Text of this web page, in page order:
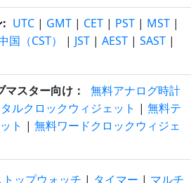
: UTC | GMT | CET | PST | MST |
国（CST） | JST | AEST | SAST |
マスター向け：
無料アナログ時計
ルクロックウィジェット | 無料テ
ト | 無料ワードクロックウィジェ
トップウォッチ | タイマー | マルチ